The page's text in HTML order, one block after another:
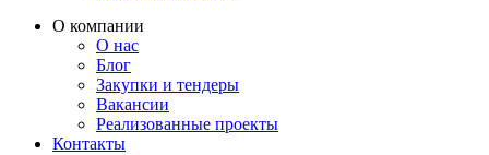
О компании
О нас
Блог
Закупки и тендеры
Вакансии
Реализованные проекты
Контакты